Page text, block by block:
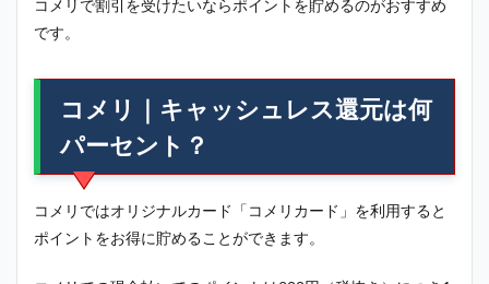
コメリで割引を受けたいならポイントを貯めるのがおすすめ
です。
コメリ｜キャッシュレス還元は何
パーセント？
コメリではオリジナルカード「コメリカード」を利用すると
ポイントをお得に貯めることができます。